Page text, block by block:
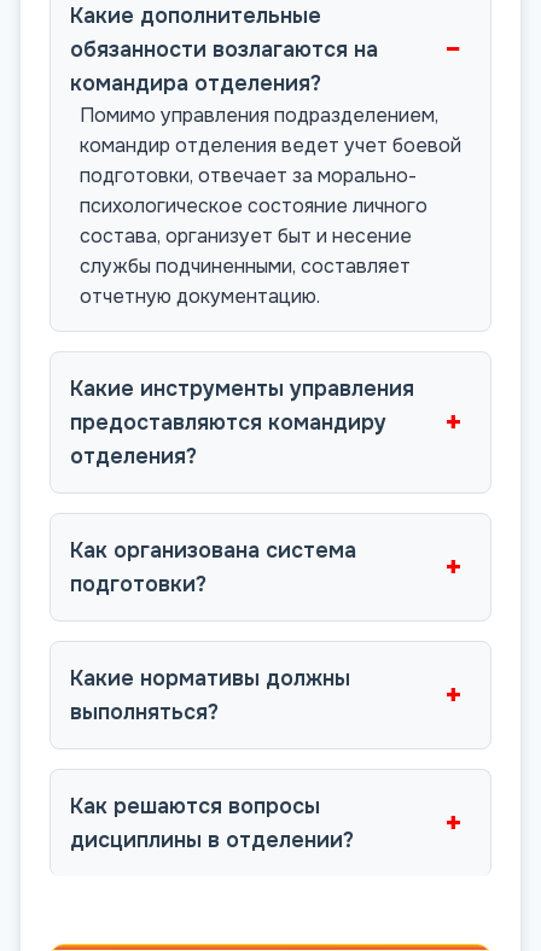
Какие дополнительные
обязанности возлагаются на
командира отделения?
−
Помимо управления подразделением,
командир отделения ведет учет боевой
подготовки, отвечает за морально-
психологическое состояние личного
состава, организует быт и несение
службы подчиненными, составляет
отчетную документацию.
Какие инструменты управления
предоставляются командиру
отделения?
+
Как организована система
подготовки?
+
Какие нормативы должны
выполняться?
+
Как решаются вопросы
дисциплины в отделении?
+